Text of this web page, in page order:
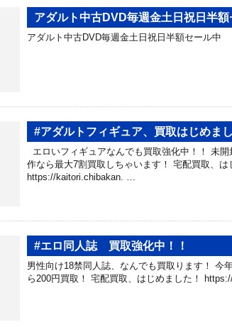
アダルト中古DVD毎週金土日祝日半額
アダルト中古DVD毎週金土日祝日半額セール中
#アダルトフィギュア、買取はじめまし
エロいフィギュアなんでも買取強化中！！ 未
作なら最大7割買取しちゃいます！ 宅配買取、は
https://kaitori.chibakan. …
#エロ同人誌 買取強化中！！
男性向け18禁同人誌、なんでも買取ります！ 今
ら200円買取！ 宅配買取、はじめました！